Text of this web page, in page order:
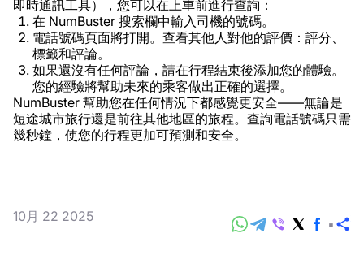
即時通訊工具），您可以在上車前進行查詢：
在 NumBuster 搜索欄中輸入司機的號碼。
電話號碼頁面將打開。查看其他人對他的評價：評分、
標籤和評論。
如果還沒有任何評論，請在行程結束後添加您的體驗。
您的經驗將幫助未來的乘客做出正確的選擇。
NumBuster 幫助您在任何情況下都感覺更安全——無論是
短途城市旅行還是前往其他地區的旅程。查詢電話號碼只需
幾秒鐘，使您的行程更加可預測和安全。
10月 22 2025